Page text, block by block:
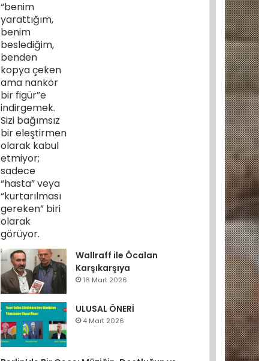
Wallraff ile Öcalan
Karşıkarşıya
16 Mart 2026
ULUSAL ÖNERİ
4 Mart 2026